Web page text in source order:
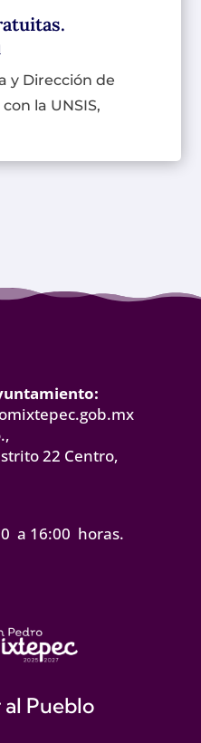
y Dirección de
la UNSIS,
22 Centro,
a 16:00 horas.
Pueblo